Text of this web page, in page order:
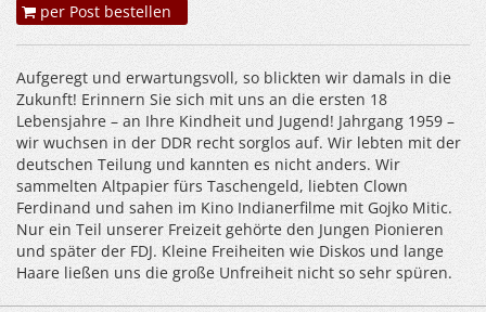
per Post bestellen
Aufgeregt und erwartungsvoll, so blickten wir damals in die
Zukunft! Erinnern Sie sich mit uns an die ersten 18
Lebensjahre – an Ihre Kindheit und Jugend! Jahrgang 1959 –
wir wuchsen in der DDR recht sorglos auf. Wir lebten mit der
deutschen Teilung und kannten es nicht anders. Wir
sammelten Altpapier fürs Taschengeld, liebten Clown
Ferdinand und sahen im Kino Indianerfilme mit Gojko Mitic.
Nur ein Teil unserer Freizeit gehörte den Jungen Pionieren
und später der FDJ. Kleine Freiheiten wie Diskos und lange
Haare ließen uns die große Unfreiheit nicht so sehr spüren.